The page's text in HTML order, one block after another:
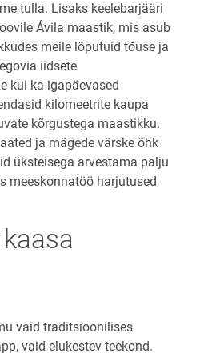
tulla. Lisaks keelebarjääri
Ávila maastik, mis asub
meile lõputuid tõuse ja
iidsete
kui ka igapäevased
kilomeetrite kaupa
kõrgustega maastikku.
ja mägede värske õhk
üksteisega arvestama palju
meeskonnatöö harjutused
vaid traditsioonilises
vaid elukestev teekond.